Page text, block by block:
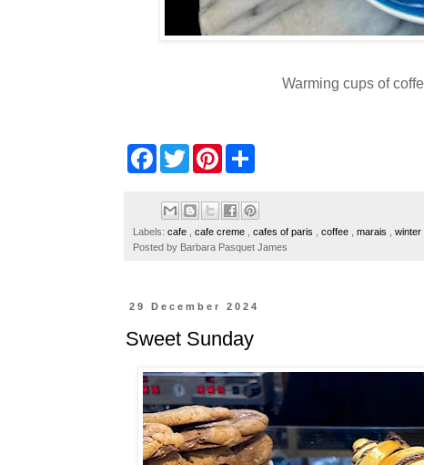
Warming cups of
o
k
w
t
r
e
s
e
Labels: cafe cafe creme cafes of paris coffee marais
winter
Posted by Barbara Pasquet James
29 December 2024
Sweet Sunday